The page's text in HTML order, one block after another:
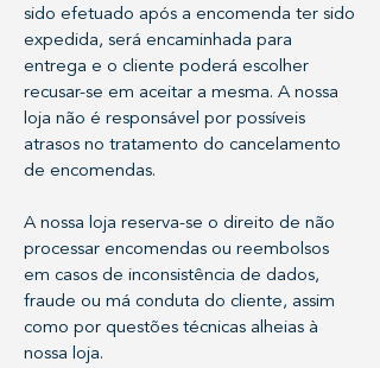
sido efetuado após a encomenda ter sido
expedida, será encaminhada para
entrega e o cliente poderá escolher
recusar-se em aceitar a mesma. A nossa
loja não é responsável por possíveis
atrasos no tratamento do cancelamento
de encomendas.
A nossa loja reserva-se o direito de não
processar encomendas ou reembolsos
em casos de inconsistência de dados,
fraude ou má conduta do cliente, assim
como por questões técnicas alheias à
nossa loja.